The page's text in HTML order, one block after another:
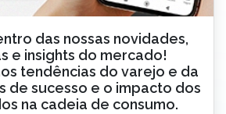
das nossas novidades,
e insights do mercado!
tendências do varejo e da
de sucesso e o impacto dos
na cadeia de consumo.